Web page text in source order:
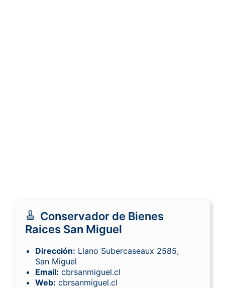
Conservador de Bienes
Raices San Miguel
Dirección: Llano Subercaseaux 2585,
San Miguel
Email: cbrsanmiguel.cl
Web: cbrsanmiguel.cl